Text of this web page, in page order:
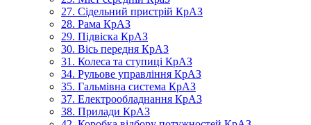
27. Сідельний пристрій КрАЗ
28. Рама КрАЗ
29. Підвіска КрАЗ
30. Вісь передня КрАЗ
31. Колеса та ступиці КрАЗ
34. Рульове управління КрАЗ
35. Гальмівна система КрАЗ
37. Електрообладнання КрАЗ
38. Прилади КрАЗ